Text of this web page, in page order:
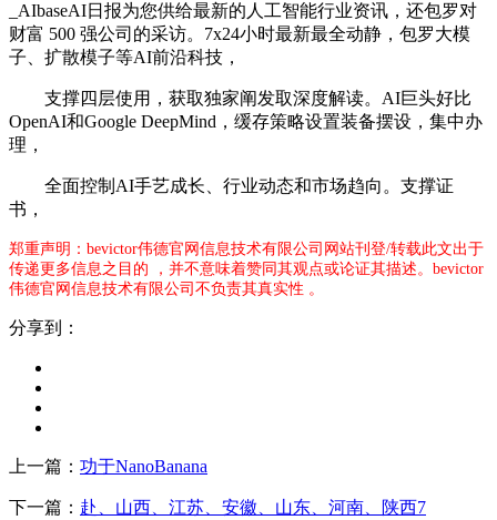
_AIbaseAI日报为您供给最新的人工智能行业资讯，还包罗对
财富 500 强公司的采访。7x24小时最新最全动静，包罗大模
子、扩散模子等AI前沿科技，
支撑四层使用，获取独家阐发取深度解读。AI巨头好比
OpenAI和Google DeepMind，缓存策略设置装备摆设，集中办
理，
全面控制AI手艺成长、行业动态和市场趋向。支撑证
书，
郑重声明：bevictor伟德官网信息技术有限公司网站刊登/转载此文出于
传递更多信息之目的 ，并不意味着赞同其观点或论证其描述。bevictor
伟德官网信息技术有限公司不负责其真实性 。
分享到：
上一篇： 功于NanoBanana
下一篇： 赴、山西、江苏、安徽、山东、河南、陕西7